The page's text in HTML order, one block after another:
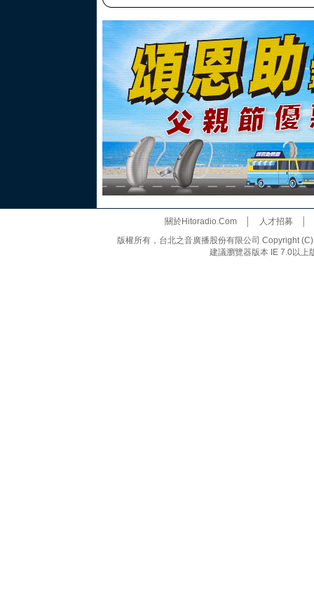
關於Hitoradio.Com│ 人才招募
版權所有，台北之音廣播股份有限公司 Copyright
建議瀏覽器版本 IE 7.0以上